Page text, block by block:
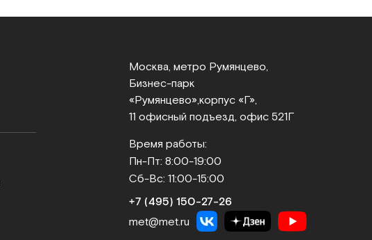
Москва, метро Румянцево,
Бизнес‑парк
«Румянцево», корпус «Г»,
11 офисный подъезд, офис 521Г
Время работы:
Пн-Пт: 8:00-19:00
Сб-Вс: 11:00-15:00
+7 (495) 150‑27‑26
met@met.ru